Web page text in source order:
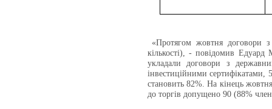
«Протягом жовтня договори з
кількості), - повідомив
укладали договори з
інвестиційними сертифікатами,
становить 82%. На кінець
до торгів допущено 90 (88%